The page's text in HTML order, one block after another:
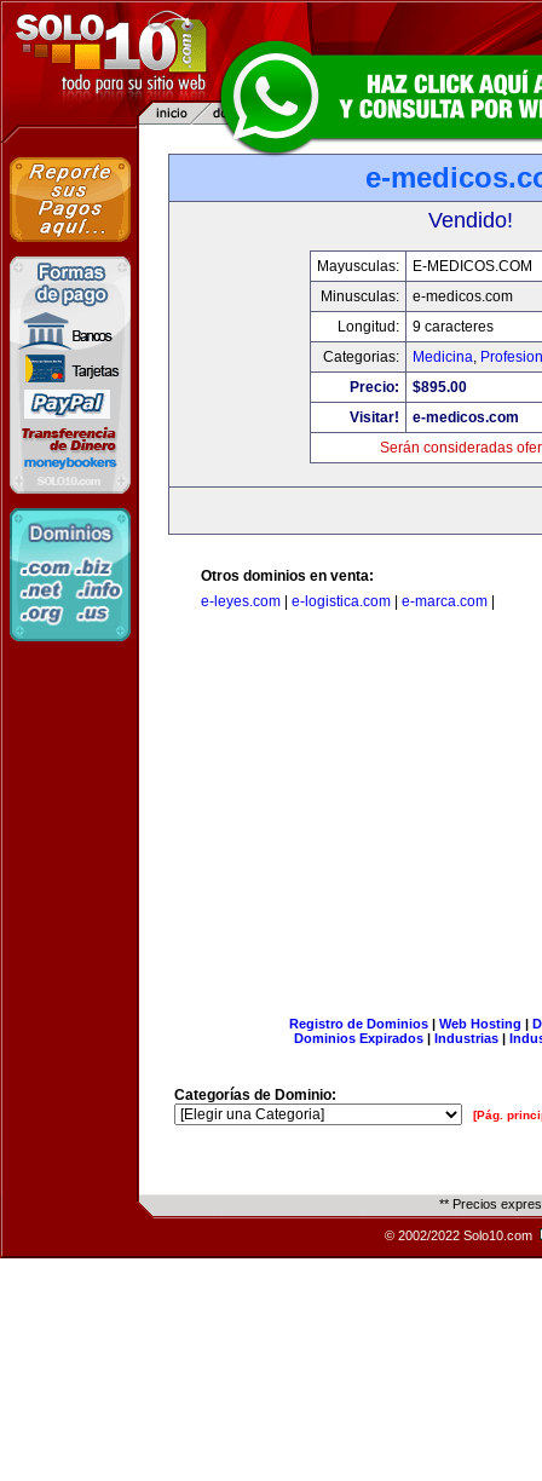
e-
Vendido!
Mayusculas:
E-MEDICOS.COM
Minusculas:
e-medicos.com
Longitud:
9 caracteres
Categorias:
Medicina,
Precio:
$895.00
Visitar!
e-medicos.com
Serán consideradas
Otros dominios en venta:
e-leyes.com
e-logistica.com e-marca.com
Registro de Dominios| Web Hosting |
Dominios Expirados | Industrias |
Categorías de Dominio:
[Pág.
** Precios
© 2002/2022 Solo10.com